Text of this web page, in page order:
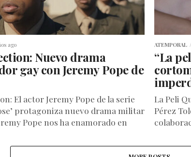
ago
Nuevo drama
gay con Jeremy Pope de
El actor Jeremy Pope de la serie
protagoniza nuevo drama militar
Pope nos ha enamorado en
ATEMPORAL
“La
La Peli
Pérez